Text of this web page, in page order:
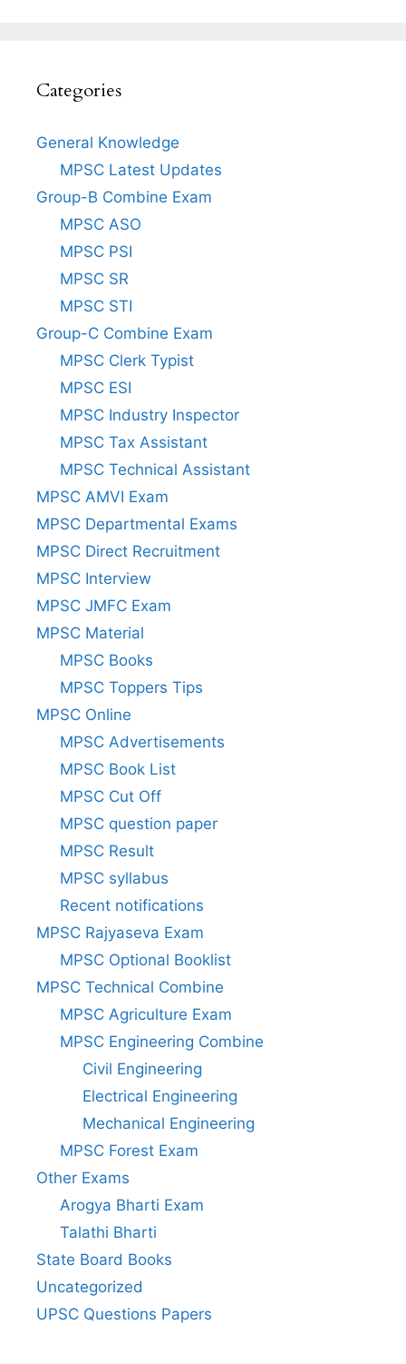
Categories
General Knowledge
MPSC Latest Updates
Group-B Combine Exam
MPSC ASO
MPSC PSI
MPSC SR
MPSC STI
Group-C Combine Exam
MPSC Clerk Typist
MPSC ESI
MPSC Industry Inspector
MPSC Tax Assistant
MPSC Technical Assistant
MPSC AMVI Exam
MPSC Departmental Exams
MPSC Direct Recruitment
MPSC Interview
MPSC JMFC Exam
MPSC Material
MPSC Books
MPSC Toppers Tips
MPSC Online
MPSC Advertisements
MPSC Book List
MPSC Cut Off
MPSC question paper
MPSC Result
MPSC syllabus
Recent notifications
MPSC Rajyaseva Exam
MPSC Optional Booklist
MPSC Technical Combine
MPSC Agriculture Exam
MPSC Engineering Combine
Civil Engineering
Electrical Engineering
Mechanical Engineering
MPSC Forest Exam
Other Exams
Arogya Bharti Exam
Talathi Bharti
State Board Books
Uncategorized
UPSC Questions Papers